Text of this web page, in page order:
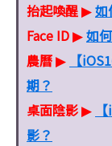
抬起喚醒▶如
Face ID▶如
農曆▶
【
期？
桌面陰影▶
影？